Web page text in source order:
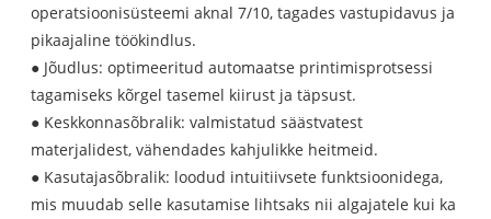
operatsioonisüsteemi aknal 7/10, tagades vastupidavus ja
pikaajaline töökindlus.
● Jõudlus: optimeeritud automaatse printimisprotsessi
tagamiseks kõrgel tasemel kiirust ja täpsust.
● Keskkonnasõbralik: valmistatud säästvatest
materjalidest, vähendades kahjulikke heitmeid.
● Kasutajasõbralik: loodud intuitiivsete funktsioonidega,
mis muudab selle kasutamise lihtsaks nii algajatele kui ka